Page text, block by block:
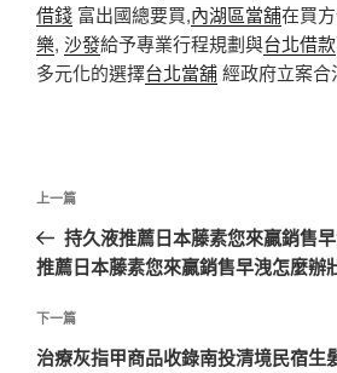
借錢 富出國總要買,內湖區當舖在買
樂, 沙發給予專業行程規劃與台北借款
多元化的選擇台北當舖經政府立案
文
導
覽
上
一
篇
章
上一篇
持久液推薦日本藤素您來贏銷售
推薦日本藤素您來贏銷售早洩怎麼辦
下
一
下一篇
治療灰指甲商品收錄南投清境民宿生